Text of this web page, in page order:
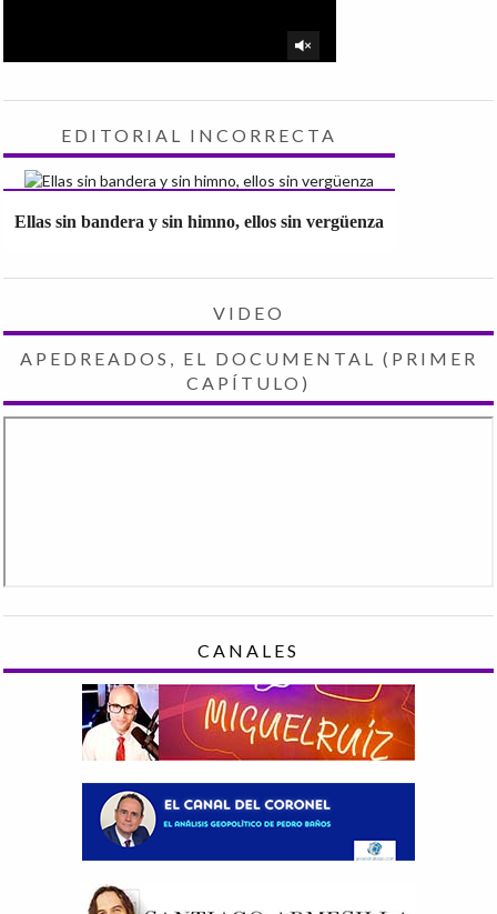
EDITORIAL INCORRECTA
Ellas sin bandera y sin himno, ellos sin vergüenza
VIDEO
APEDREADOS, EL DOCUMENTAL (PRIMER
CAPÍTULO)
CANALES